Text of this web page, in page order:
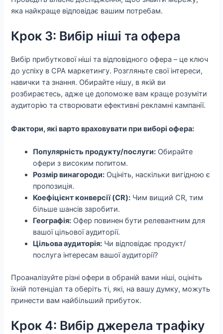
яка найкраще відповідає вашим потребам.
Крок 3: Вибір ніші та офера
Вибір прибуткової ніші та відповідного офера – це ключ
до успіху в CPA маркетингу. Розгляньте свої інтереси,
навички та знання. Обирайте нішу, в якій ви
розбираєтесь, адже це допоможе вам краще розуміти
аудиторію та створювати ефективні рекламні кампанії.
Фактори, які варто враховувати при виборі офера:
Популярність продукту/послуги: Обирайте
офери з високим попитом.
Розмір винагороди: Оцініть, наскільки вигідною є
пропозиція.
Коефіцієнт конверсії (CR): Чим вищий CR, тим
більше шансів заробити.
Географія: Офер повинен бути релевантним для
вашої цільової аудиторії.
Цільова аудиторія: Чи відповідає продукт/
послуга інтересам вашої аудиторії?
Проаналізуйте різні офери в обраній вами ніші, оцініть
їхній потенціал та оберіть ті, які, на вашу думку, можуть
принести вам найбільший прибуток.
Крок 4: Вибір джерела трафіку